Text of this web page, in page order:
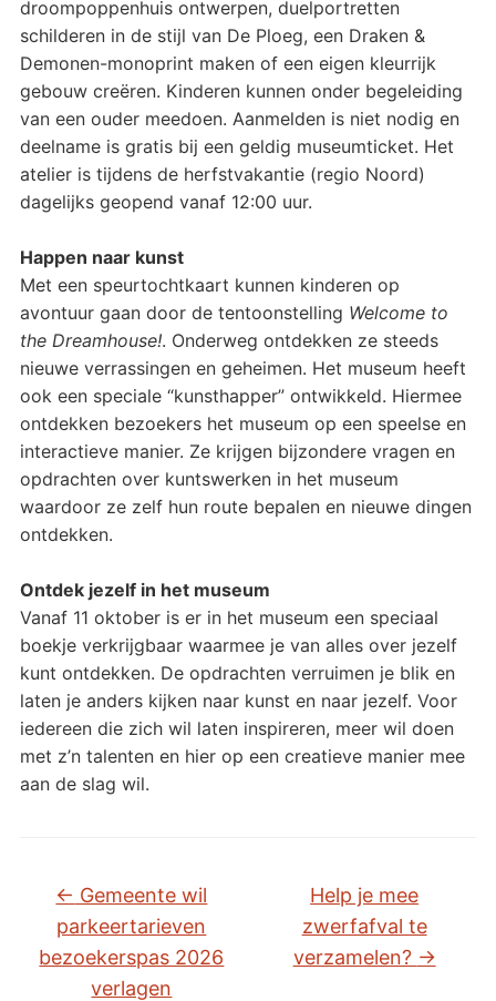
droompoppenhuis ontwerpen, duelportretten
schilderen in de stijl van De Ploeg, een Draken &
Demonen-monoprint maken of een eigen kleurrijk
gebouw creëren. Kinderen kunnen onder begeleiding
van een ouder meedoen. Aanmelden is niet nodig en
deelname is gratis bij een geldig museumticket. Het
atelier is tijdens de herfstvakantie (regio Noord)
dagelijks geopend vanaf 12:00 uur.
Happen naar kunst
Met een speurtochtkaart kunnen kinderen op
avontuur gaan door de tentoonstelling Welcome to
the Dreamhouse!. Onderweg ontdekken ze steeds
nieuwe verrassingen en geheimen. Het museum heeft
ook een speciale “kunsthapper” ontwikkeld. Hiermee
ontdekken bezoekers het museum op een speelse en
interactieve manier. Ze krijgen bijzondere vragen en
opdrachten over kuntswerken in het museum
waardoor ze zelf hun route bepalen en nieuwe dingen
ontdekken.
Ontdek jezelf in het museum
Vanaf 11 oktober is er in het museum een speciaal
boekje verkrijgbaar waarmee je van alles over jezelf
kunt ontdekken. De opdrachten verruimen je blik en
laten je anders kijken naar kunst en naar jezelf. Voor
iedereen die zich wil laten inspireren, meer wil doen
met z’n talenten en hier op een creatieve manier mee
aan de slag wil.
← Gemeente wil
parkeertarieven
bezoekerspas 2026
verlagen
Help je mee
zwerfafval te
verzamelen? →